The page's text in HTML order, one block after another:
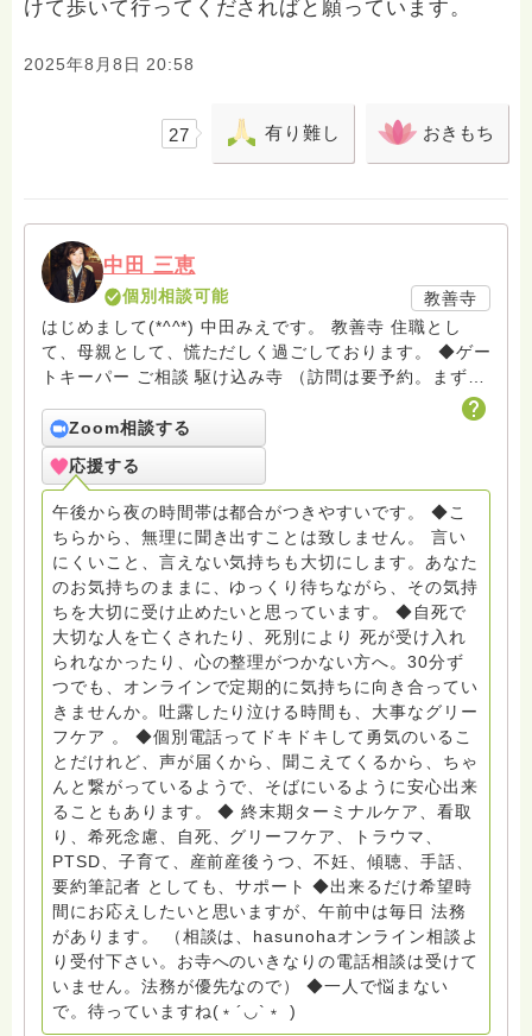
けて歩いて行ってくださればと願っています。
2025年8月8日 20:58
27 有り難し おきもち
中田 三恵
個別相談可能
教善寺
はじめまして(*^^*) 中田みえです。 教善寺 住職とし
て、母親として、慌ただしく過ごしております。 ◆ゲー
トキーパー ご相談 駆け込み寺 （訪問は要予約。まずは
ターミナルケア、看取り、グリーフケア、希死念慮、自
死、産前産後うつ、育児、DV、デートDV、トラウマ、
PTSD、傾聴トレーナー、手話、要約筆記、行政相談
員、女性支援員、小学校 中学校支援員としても、ケア
サポートをしています。 ◆一般社団法人『グリーフケア
ともしび』理事長 【ともしび遺族会】運営 毎月 第１
金・昼夜2回開催（大阪駅前第3ビル） 14：00〜，18：
00〜 お問い合わせ申込⬇️こちらから
griefcare.tomoshibi@icloud.com ＊この活動は皆さま
のご支援により支えられております。ご協力をよろしく
お願いします。 ゆうちょ銀行 口座番号 普通408-
6452769 一般社団法人グリーフケアともしび ◆『ビハ
ーラサロン おしゃべりカフェひだまり』 ビハーラ和歌
山代表 居場所運営 問い合わせ申込⬇️こちらから
griefcare.tomoshibi@icloud.com ◆GEはしもとサピュ
イエ 所属 （Gender Equity 誰もが自分らしく生きるこ
とができる社会をめざして）DV・女性支援 ◆認定NPO
京都自死自殺相談センターSotto 元グリーフサポート委
員長（2018〜2024） ◆保育士.幼稚園教諭.小学校教諭.
レクリエーションインストラクター.中学校DV授業 10年
間 保育 教育の現場で 総主任として勤めた経験も生かし
つつ、お話できることがあれば 幸いです。 いつも あな
たとともに。南無阿弥陀仏 ここでは、宗旨を問いませ
ん。 まずは、ひとりで抱え込まないで。 来寺お問い合
わせは⬇️こちらから miehimeyo@gmail.com ※時間を割
Zoom相談する
応援する
午後から夜の時間帯は都合がつきやすいです。 ◆こ
ちらから、無理に聞き出すことは致しません。 言い
にくいこと、言えない気持ちも大切にします。あなた
のお気持ちのままに、ゆっくり待ちながら、その気持
ちを大切に受け止めたいと思っています。 ◆自死で
大切な人を亡くされたり、死別により 死が受け入れ
られなかったり、心の整理がつかない方へ。30分ず
つでも、オンラインで定期的に気持ちに向き合ってい
きませんか。吐露したり泣ける時間も、大事なグリー
フケア 。 ◆個別電話ってドキドキして勇気のいるこ
とだけれど、声が届くから、聞こえてくるから、ちゃ
んと繋がっているようで、そばにいるように安心出来
ることもあります。 ◆ 終末期ターミナルケア、看取
り、希死念慮、自死、グリーフケア、トラウマ、
PTSD、子育て、産前産後うつ、不妊、傾聴、手話、
要約筆記者 としても、サポート ◆出来るだけ希望時
間にお応えしたいと思いますが、午前中は毎日 法務
があります。 （相談は、hasunohaオンライン相談よ
り受付下さい。お寺へのいきなりの電話相談は受けて
いません。法務が優先なので） ◆一人で悩まない
で。待っていますね(﹡´◡`﹡ )